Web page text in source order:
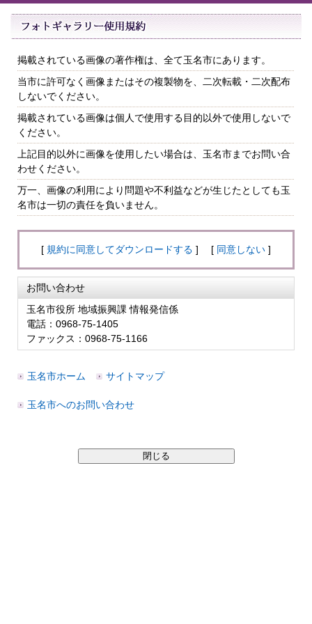
掲載されている画像の著作権は、全て玉名市にあります。
当市に許可なく画像またはその複製物を、二次転載・二次配布
しないでください。
掲載されている画像は個人で使用する目的以外で使用しないで
ください。
上記目的以外に画像を使用したい場合は、玉名市までお問い合
わせください。
万一、画像の利用により問題や不利益などが生じたとしても玉
名市は一切の責任を負いません。
[ 規約に同意してダウンロードする ] [ 同意しない ]
お問い合わせ
玉名市役所 地域振興課 情報発信係
電話：0968-75-1405
ファックス：0968-75-1166
玉名市ホーム サイトマップ
玉名市へのお問い合わせ